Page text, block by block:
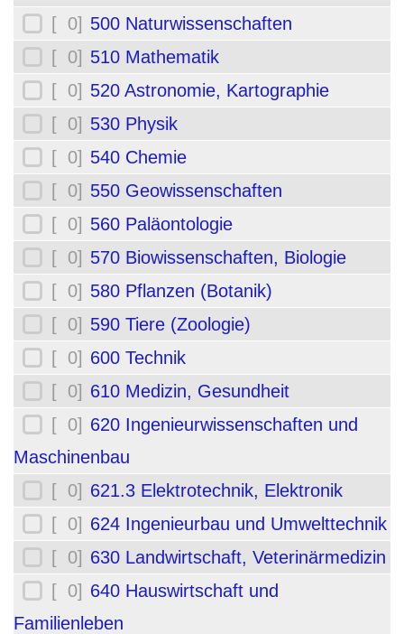
[ 0] 500 Naturwissenschaften
[ 0] 510 Mathematik
[ 0] 520 Astronomie, Kartographie
[ 0] 530 Physik
[ 0] 540 Chemie
[ 0] 550 Geowissenschaften
[ 0] 560 Paläontologie
[ 0] 570 Biowissenschaften, Biologie
[ 0] 580 Pflanzen (Botanik)
[ 0] 590 Tiere (Zoologie)
[ 0] 600 Technik
[ 0] 610 Medizin, Gesundheit
[ 0] 620 Ingenieurwissenschaften und
Maschinenbau
[ 0] 621.3 Elektrotechnik, Elektronik
[ 0] 624 Ingenieurbau und Umwelttechnik
[ 0] 630 Landwirtschaft, Veterinärmedizin
[ 0] 640 Hauswirtschaft und
Familienleben